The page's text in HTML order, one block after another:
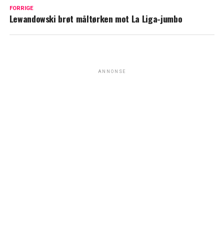
FORRIGE
Lewandowski brøt måltørken mot La Liga-jumbo
ANNONSE